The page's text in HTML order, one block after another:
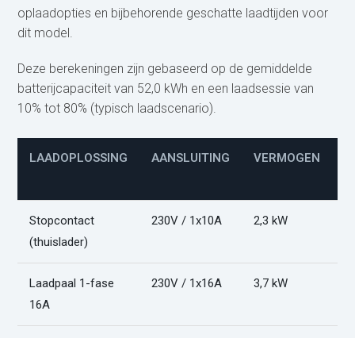
oplaadopties en bijbehorende geschatte laadtijden voor
dit model.
Deze berekeningen zijn gebaseerd op de gemiddelde
batterijcapaciteit van 52,0 kWh en een laadsessie van
10% tot 80% (typisch laadscenario).
LAADOPLOSSING AANSLUITING VERMOGEN
Stopcontact
(thuislader)
230V / 1x10A 2,3 kW
Laadpaal 1-fase
16A
230V / 1x16A 3,7 kW